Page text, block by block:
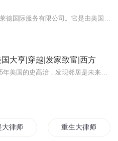
国大亨|穿越|发家致富|西方
大律师 重生大律师